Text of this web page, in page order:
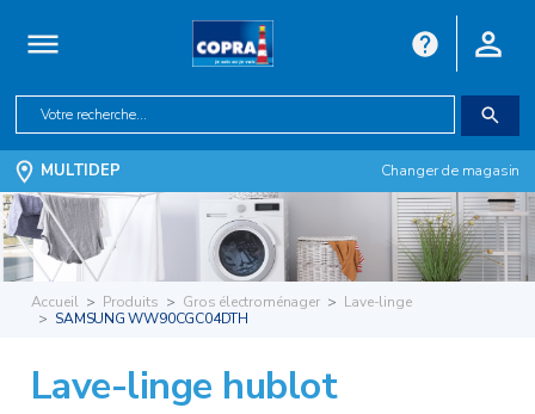
MULTIDEP Changer de magasin
Accueil Produits Gros électroménager
Lave-linge
SAMSUNG WW90CGC04DTH
Lave-linge hublot